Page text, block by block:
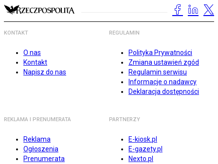
KONTAKT
O nas
Kontakt
Napisz do nas
REGULAMIN
Polityka Prywatności
Zmiana ustawień zgód
Regulamin serwisu
Informacje o nadawcy
Deklaracja dostępności
REKLAMA I PRENUMERATA
Reklama
Ogłoszenia
Prenumerata
PARTNERZY
E-kiosk.pl
E-gazety.pl
Nexto.pl